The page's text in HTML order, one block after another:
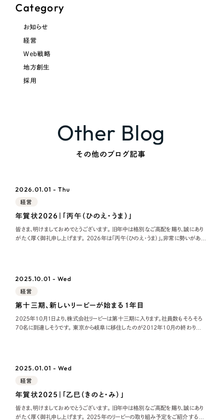
Category
お知らせ
経営
Web戦略
地方創生
採用
Other Blog
その他のブログ記事
2026.01.01 - Thu
経営
年賀状2026｜「丙午（ひのえ・うま）」
皆さま、明けましておめでとうございます。 旧年中は格別なご高配を賜り、誠にあり
がたく厚く御礼申し上げます。 2026年は「丙午（ひのえ・うま）」。非常に勢いがあ
2025.10.01 - Wed
経営
第十三期、新しいリーピーが始まる１年目
2025年10月1日より、株式会社リーピーは第十三期に入ります。社員数もそろそろ
70名に到達しそうです。 東京から岐阜に移住したのが2012年10月の終わりだっ
2025.01.01 - Wed
経営
年賀状2025｜「乙巳（きのと・み）」
皆さま、明けましておめでとうございます。 旧年中は格別なご高配を賜り、誠にあり
がたく厚く御礼申し上げます。 2025年のリーピーの取り組み予定をご紹介すると